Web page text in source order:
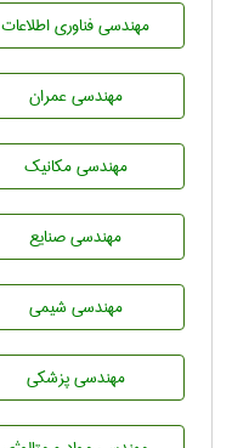
مهندسی فناوری اطلاعات
مهندسی عمران
مهندسی مکانیک
مهندسی صنايع
مهندسي شيمی
مهندسی پزشکی